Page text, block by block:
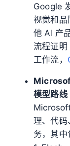
Google
视觉和
他 AI 产
流程证
工作流，
模型路线
理、代码
务，其